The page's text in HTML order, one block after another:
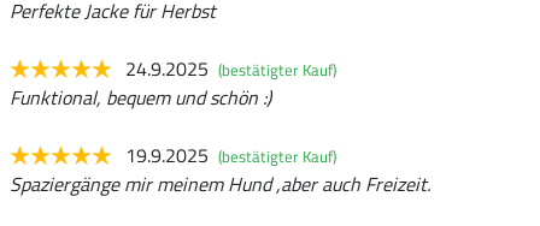
Perfekte Jacke für Herbst
24.9.2025 (bestätigter Kauf)
Funktional, bequem und schön :)
19.9.2025 (bestätigter Kauf)
Spaziergänge mir meinem Hund ,aber auch Freizeit.